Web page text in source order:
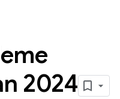
2024